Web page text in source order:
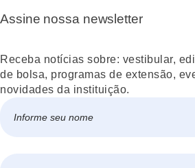
Assine nossa newsletter
Receba notícias sobre: vestibular,
de bolsa, programas de extensão,
novidades da instituição.